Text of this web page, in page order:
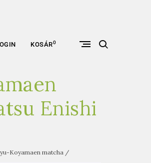
KOSÁR0
Enishi
Koyamaen matcha /